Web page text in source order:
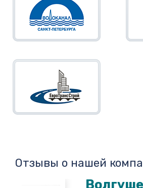
Отзывы о нашей